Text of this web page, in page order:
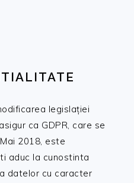
legislației
ca GDPR, care se
2018, este
aduc la cunostinta
datelor cu caracter